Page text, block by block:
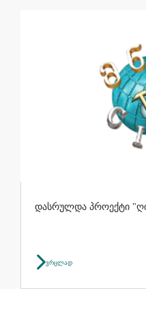
დასრულდა პროექტი
ვრცლად